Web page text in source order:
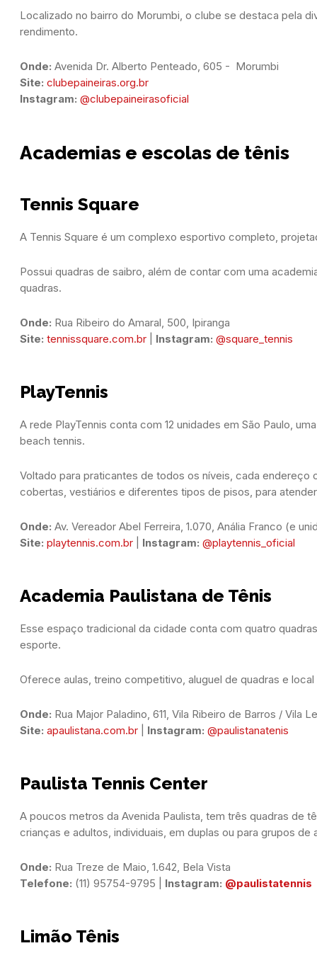
Localizado no bairro do Morumbi, o clube se destaca pela
rendimento.
Onde: Avenida Dr. Alberto Penteado, 605 -  Morumbi
Site: clubepaineiras.org.br
Instagram: @clubepaineirasoficial
Academias e escolas de tênis
Tennis Square
A Tennis Square é um complexo esportivo completo,
Possui quadras de saibro, além de contar com uma
quadras.
Onde: Rua Ribeiro do Amaral, 500, Ipiranga
Site: tennissquare.com.br Instagram: @square_tennis
PlayTennis
A rede PlayTennis conta com 12 unidades em São Paulo,
beach tennis.
Voltado para praticantes de todos os níveis, cada
cobertas, vestiários e diferentes tipos de pisos, para
Onde: Av. Vereador Abel Ferreira, 1.070, Anália Franco (e
Site: playtennis.com.br Instagram: @playtennis_oficial
Academia Paulistana de Tênis
Esse espaço tradicional da cidade conta com quatro
esporte.
Oferece aulas, treino competitivo, aluguel de quadras e
Onde: Rua Major Paladino, 611, Vila Ribeiro de Barros / Vila
Site: apaulistana.com.br Instagram: @paulistanatenis
Paulista Tennis Center
A poucos metros da Avenida Paulista, tem três quadras de
crianças e adultos, individuais, em duplas ou para grupos de
Onde:
Telefone: (11) 95754-9795 | Instagram: @paulistatennis
Limão Tênis